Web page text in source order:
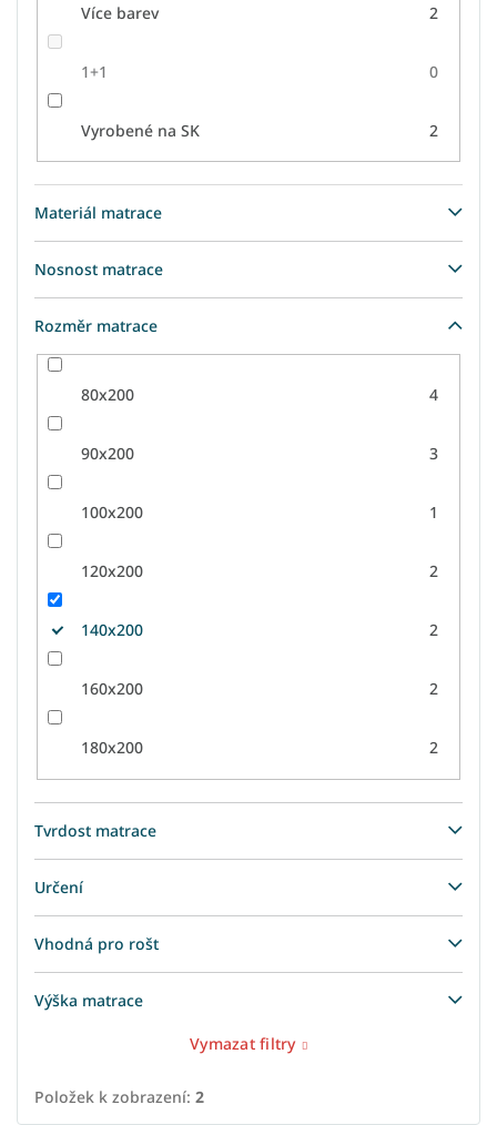
Více barev 2
1+1 0
Vyrobené na SK 2
Materiál matrace
Nosnost matrace
Rozměr matrace
80x200 4
90x200 3
100x200 1
120x200 2
140x200 2
160x200 2
180x200 2
Tvrdost matrace
Určení
Vhodná pro rošt
Výška matrace
Vymazat filtry
Položek k zobrazení: 2